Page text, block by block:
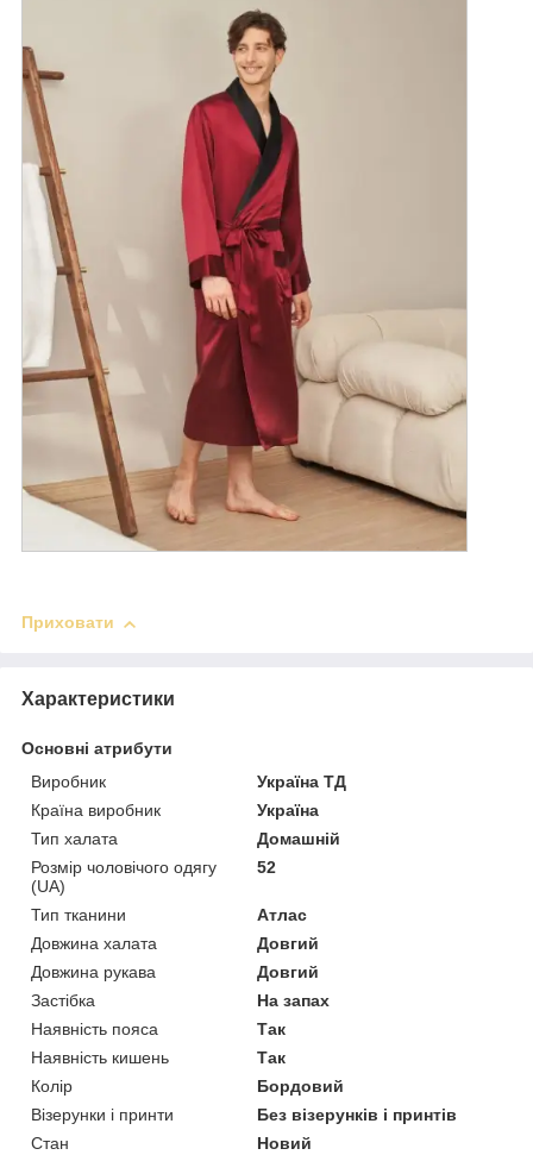
Приховати
Характеристики
Основні атрибути
Виробник
Україна ТД
Країна виробник
Україна
Тип халата
Домашній
Розмір чоловічого одягу
(UA)
52
Тип тканини
Атлас
Довжина халата
Довгий
Довжина рукава
Довгий
Застібка
На запах
Наявність пояса
Так
Наявність кишень
Так
Колір
Бордовий
Візерунки і принти
Без візерунків і принтів
Стан
Новий